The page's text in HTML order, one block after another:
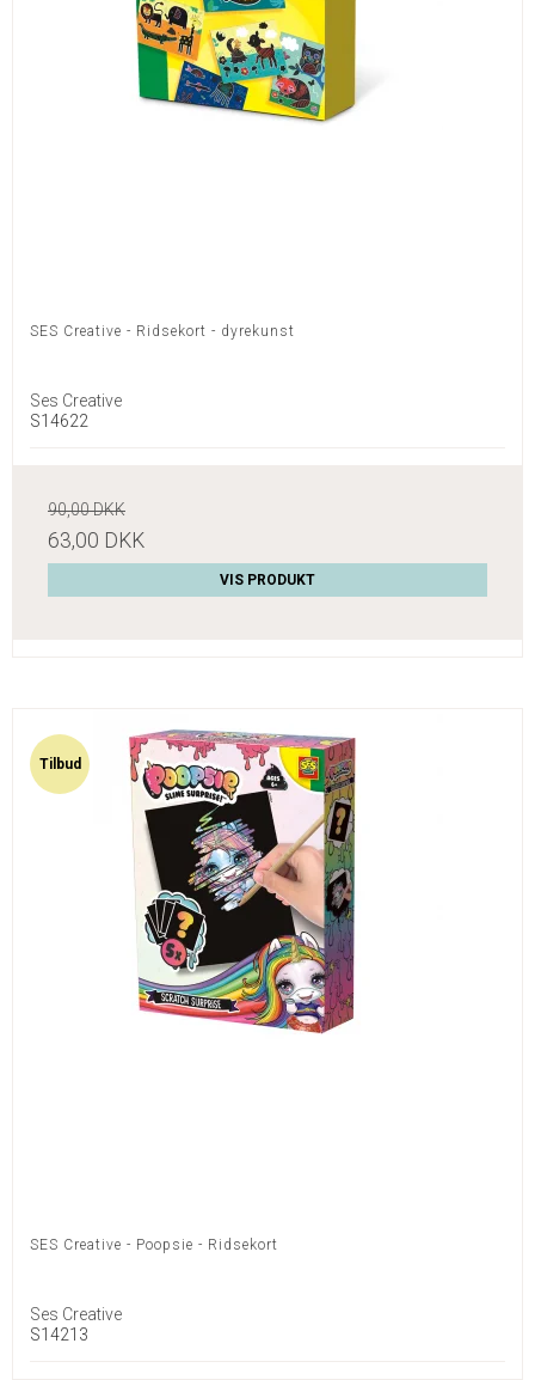
SES Creative - Ridsekort - dyrekunst
Ses Creative
S14622
90,00 DKK
63,00 DKK
VIS PRODUKT
Tilbud
SES Creative - Poopsie - Ridsekort
Ses Creative
S14213